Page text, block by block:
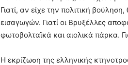
Γιατί, αν είχε την πολιτική
εισαγωγών. Γιατί οι Βρυξέλλες
φωτοβολταϊκά και αιολικά πάρκα.
Η εκρίζωση της ελληνικής